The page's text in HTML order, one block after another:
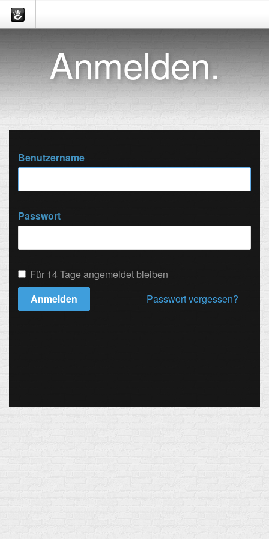
Anmelden.
Benutzername
Passwort
Für 14 Tage angemeldet bleiben
Anmelden
Passwort vergessen?